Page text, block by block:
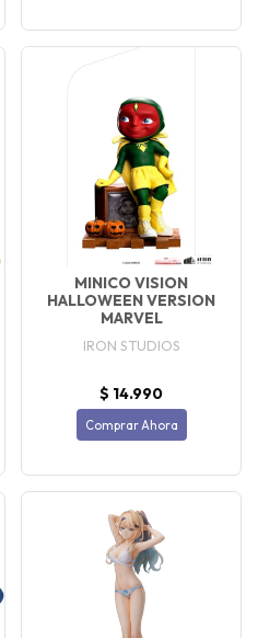
MINICO VISION
HALLOWEEN VERSION
MARVEL
IRON STUDIOS
$ 14.990
Comprar Ahora